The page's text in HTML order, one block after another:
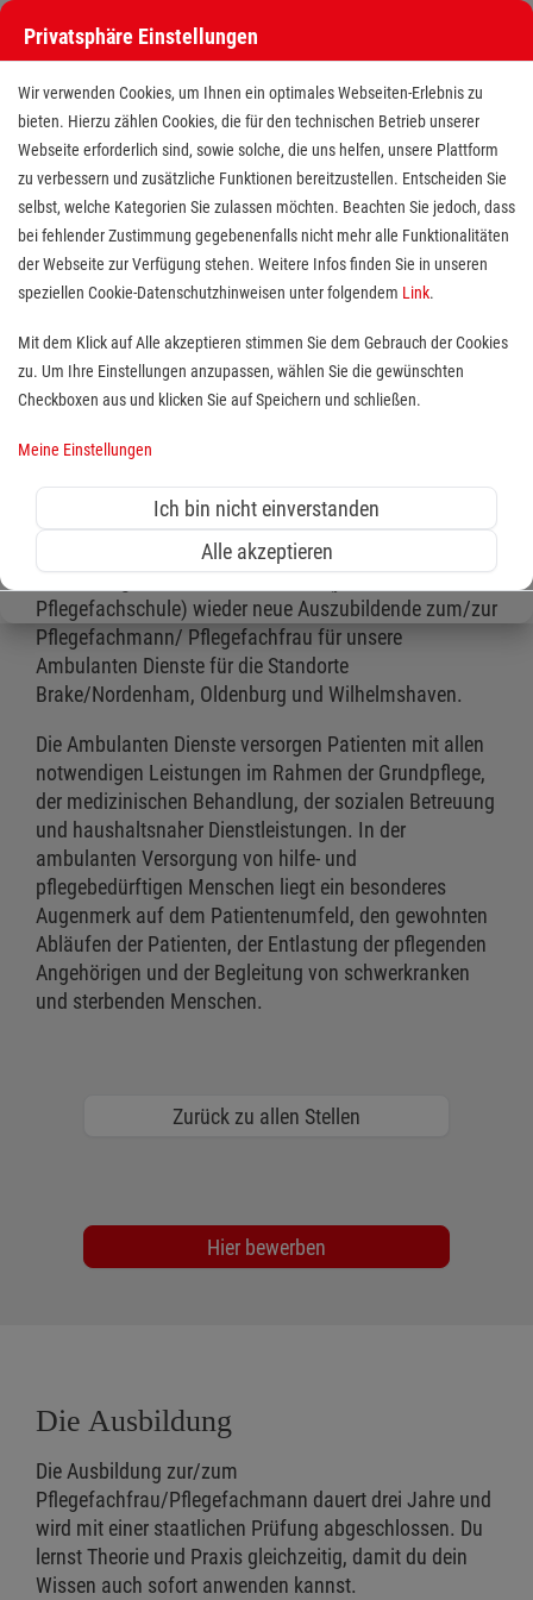
Ausbildung Pflegefachmann /
Pflegefachfrau (m/w/d) im
Ambulanten Dienst
Standort(e):
Du siehst deine Zukunft in der Altenpflege? Dann bist
du hier genau richtig! Wir suchen für den
Ausbildungsstart zum01.08.2026(je nach
Pflegefachschule) wieder neue Auszubildende zum/zur
Pflegefachmann/ Pflegefachfrau für unsere
Ambulanten Dienste für die Standorte
Brake/Nordenham, Oldenburg und Wilhelmshaven.
Die Ambulanten Dienste versorgen Patienten mit allen
notwendigen Leistungen im Rahmen der Grundpflege,
der medizinischen Behandlung, der sozialen Betreuung
und haushaltsnaher Dienstleistungen. In der
ambulanten Versorgung von hilfe- und
pflegebedürftigen Menschen liegt ein besonderes
Augenmerk auf dem Patientenumfeld, den gewohnten
Abläufen der Patienten, der Entlastung der pflegenden
Angehörigen und der Begleitung von schwerkranken
und sterbenden Menschen.
Zurück zu allen Stellen
Hier bewerben
Die Ausbildung
Die Ausbildung zur/zum
Pflegefachfrau/Pflegefachmann dauert drei Jahre und
wird mit einer staatlichen Prüfung abgeschlossen. Du
lernst Theorie und Praxis gleichzeitig, damit du dein
Wissen auch sofort anwenden kannst.
Privatsphäre Einstellungen
Wir verwenden Cookies, um Ihnen ein optimales Webseiten-Erlebnis zu
bieten. Hierzu zählen Cookies, die für den technischen Betrieb unserer
Webseite erforderlich sind, sowie solche, die uns helfen, unsere Plattform
zu verbessern und zusätzliche Funktionen bereitzustellen. Entscheiden Sie
selbst, welche Kategorien Sie zulassen möchten. Beachten Sie jedoch, dass
bei fehlender Zustimmung gegebenenfalls nicht mehr alle Funktionalitäten
der Webseite zur Verfügung stehen. Weitere Infos finden Sie in unseren
speziellen Cookie-Datenschutzhinweisen unter folgendem Link.
Mit dem Klick auf Alle akzeptieren stimmen Sie dem Gebrauch der Cookies
zu. Um Ihre Einstellungen anzupassen, wählen Sie die gewünschten
Checkboxen aus und klicken Sie auf Speichern und schließen.
Meine Einstellungen
Ich bin nicht einverstanden
Alle akzeptieren